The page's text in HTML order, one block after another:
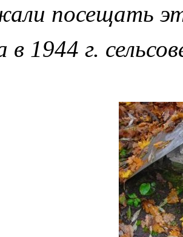
посещать
в 1944 г.